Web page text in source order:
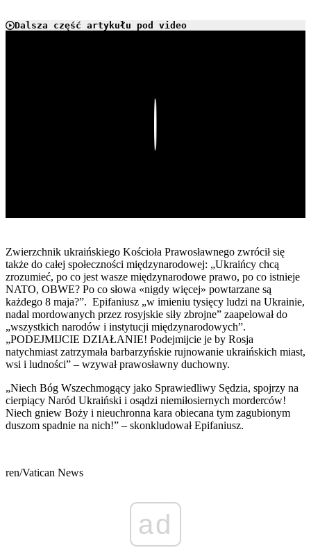
Dalsza część artykułu pod video
Zwierzchnik ukraińskiego Kościoła Prawosławnego zwrócił się
także do całej społeczności międzynarodowej: „Ukraińcy chcą
zrozumieć, po co jest wasze międzynarodowe prawo, po co istnieje
NATO, OBWE? Po co słowa «nigdy więcej» powtarzane są
każdego 8 maja?”. Epifaniusz „w imieniu tysięcy ludzi na Ukrainie,
nadal mordowanych przez rosyjskie siły zbrojne” zaapelował do
„wszystkich narodów i instytucji międzynarodowych”.
„PODEJMIJCIE DZIAŁANIE! Podejmijcie je by Rosja
natychmiast zatrzymała barbarzyńskie rujnowanie ukraińskich miast,
wsi i ludności” – wzywał prawosławny duchowny.
„Niech Bóg Wszechmogący jako Sprawiedliwy Sędzia, spojrzy na
cierpiący Naród Ukraiński i osądzi niemiłosiernych morderców!
Niech gniew Boży i nieuchronna kara obiecana tym zagubionym
duszom spadnie na nich!” – skonkludował Epifaniusz.
ren/Vatican News
ad